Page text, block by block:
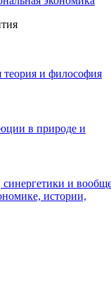
теория и философия
в природе и
и
истории,